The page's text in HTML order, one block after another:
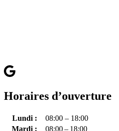
Horaires d’ouverture
Lundi :
08:00 – 18:00
Mardi :
08:00 – 18:00